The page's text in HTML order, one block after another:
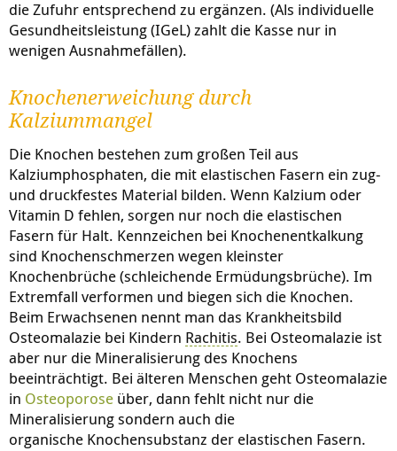
die Zufuhr entsprechend zu ergänzen. (Als individuelle
Gesundheitsleistung (IGeL) zahlt die Kasse nur in
wenigen Ausnahmefällen).
Knochenerweichung durch
Kalziummangel
Die Knochen bestehen zum großen Teil aus
Kalziumphosphaten, die mit elastischen Fasern ein zug-
und druckfestes Material bilden. Wenn Kalzium oder
Vitamin D fehlen, sorgen nur noch die elastischen
Fasern für Halt. Kennzeichen bei Knochenentkalkung
sind Knochenschmerzen wegen kleinster
Knochenbrüche (schleichende Ermüdungsbrüche). Im
Extremfall verformen und biegen sich die Knochen.
Beim Erwachsenen nennt man das Krankheitsbild
Osteomalazie bei Kindern Rachitis. Bei Osteomalazie ist
aber nur die Mineralisierung des Knochens
beeinträchtigt. Bei älteren Menschen geht Osteomalazie
in Osteoporose über, dann fehlt nicht nur die
Mineralisierung sondern auch die
organische Knochensubstanz der elastischen Fasern.